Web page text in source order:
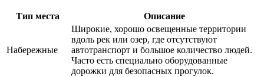
Тип места Описание
Набережные
Широкие, хорошо освещенные территории
вдоль рек или озер, где отсутствуют
автотранспорт и большое количество людей.
Часто есть специально оборудованные
дорожки для безопасных прогулок.